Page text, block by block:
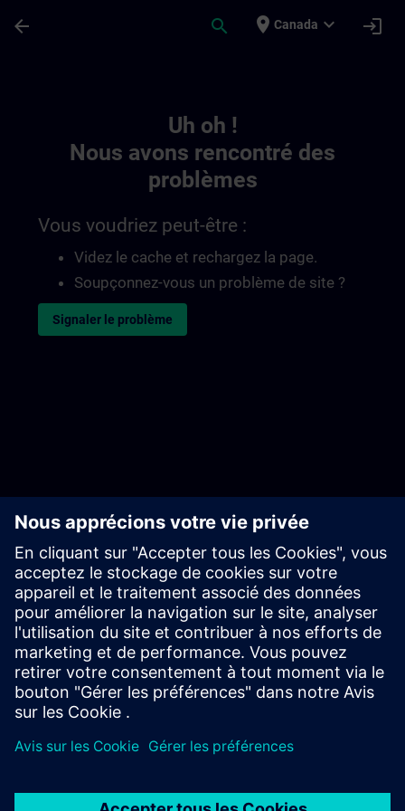
arrow_back search place Canada expand_more login
Uh oh !
Nous avons rencontré des
problèmes
Vous voudriez peut-être :
Videz le cache et rechargez la page.
Soupçonnez-vous un problème de site ?
Signaler le problème